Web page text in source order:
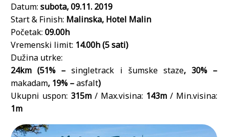
Datum: subota, 09.11. 2019
Start & Finish: Malinska, Hotel Malin
Početak: 09.00h
Vremenski limit: 14.00h (5 sati)
Dužina utrke:
24km (51% –singletrack i šumske staze, 30% –
makadam, 19% –asfalt)
Ukupni uspon: 315m / Max.visina: 143m / Min.visina:
1m